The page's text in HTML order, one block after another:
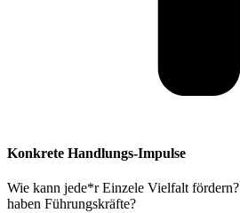
Konkrete Handlungs-Impulse
Wie kann jede*r Einzele Vielfalt
haben Führungskräfte?